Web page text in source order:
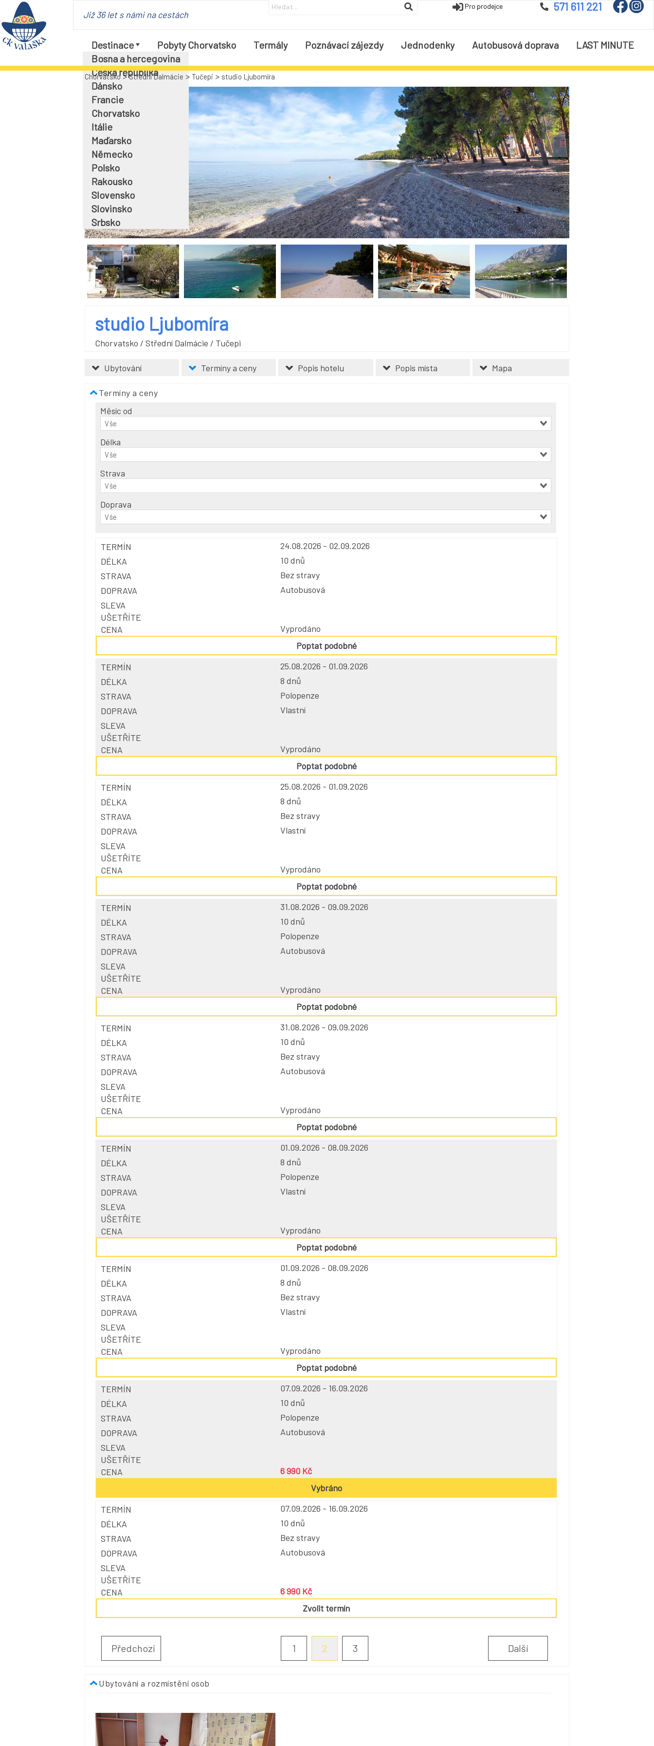
Již 36 let s námi na cestách
Pro prodejce 571 611 221
Destinace
Bosna a hercegovina
Česká republika
Dánsko
Francie
Chorvatsko
Itálie
Maďarsko
Německo
Polsko
Rakousko
Slovensko
Slovinsko
Srbsko
Pobyty Chorvatsko Termály Poznávací zájezdy Jednodenky Autobusová doprava LAST MINUTE
Chorvatsko>Střední Dalmácie > Tučepi > studio Ljubomíra
studio Ljubomíra
Chorvatsko / Střední Dalmácie / Tučepi
Ubytování Termíny a ceny Popis hotelu Popis místa Mapa
Termíny a ceny
Měsíc od
Vše
Délka
Vše
Strava
Vše
Doprava
Vše
24.08.2026 - 02.09.2026
10 dnů
Bez stravy
Autobusová
Vyprodáno
Poptat podobné
25.08.2026 - 01.09.2026
8 dnů
Polopenze
Vlastní
Vyprodáno
Poptat podobné
25.08.2026 - 01.09.2026
8 dnů
Bez stravy
Vlastní
Vyprodáno
Poptat podobné
31.08.2026 - 09.09.2026
10 dnů
Polopenze
Autobusová
Vyprodáno
Poptat podobné
31.08.2026 - 09.09.2026
10 dnů
Bez stravy
Autobusová
Vyprodáno
Poptat podobné
01.09.2026 - 08.09.2026
8 dnů
Polopenze
Vlastní
Vyprodáno
Poptat podobné
01.09.2026 - 08.09.2026
8 dnů
Bez stravy
Vlastní
Vyprodáno
Poptat podobné
07.09.2026 - 16.09.2026
10 dnů
Polopenze
Autobusová
6 990 Kč
Vybráno
07.09.2026 - 16.09.2026
10 dnů
Bez stravy
Autobusová
6 990 Kč
Zvolit termín
Předchozí 1 2 3 Další
Ubytování a rozmístění osob